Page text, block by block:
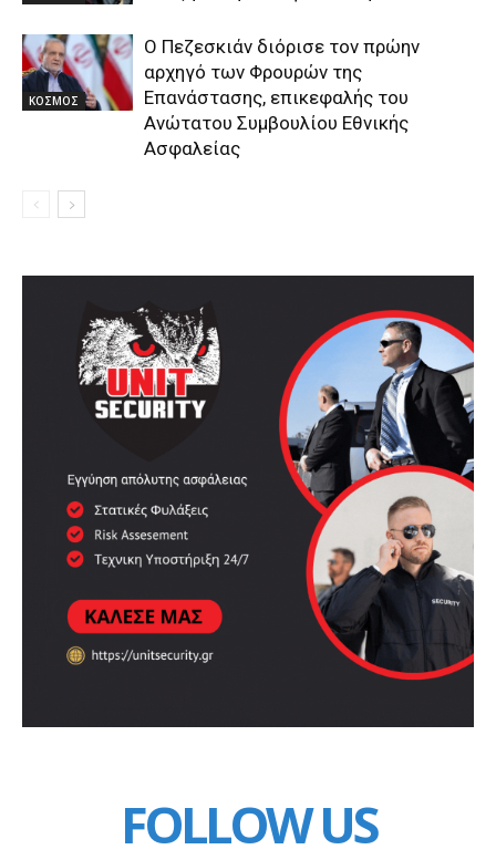
ΚΟΣΜΟΣ
Ο Πεζεσκιάν διόρισε τον πρώην
αρχηγό των Φρουρών της
Επανάστασης, επικεφαλής του
Ανώτατου Συμβουλίου Εθνικής
Ασφαλείας
FOLLOW US